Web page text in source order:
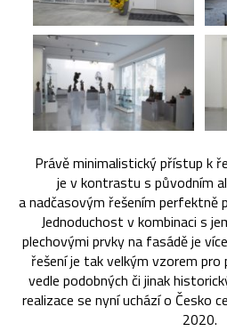
Právě minimalistický přístup k
je v kontrastu s původním
a nadčasovým řešením perfektně
Jednoduchost v kombinaci s
plechovými prvky na fasádě je
řešení je tak velkým vzorem
vedle podobných či jinak
realizace se nyní uchází o Česko
2020.